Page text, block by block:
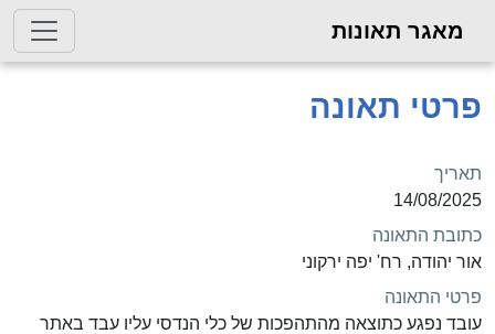
מאגר תאונות
פרטי תאונה
תאריך
14/08/2025
כתובת התאונה
אור יהודה, רח' יפה ירקוני
פרטי התאונה
עובד נפגע כתוצאה מהתהפכות של כלי הנדסי עליו עבד באתר